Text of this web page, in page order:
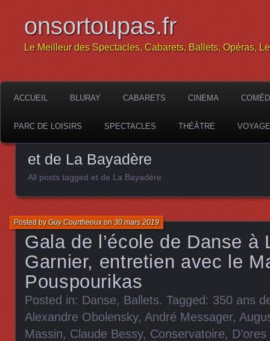
onsortoupas.fr
Le Meilleur des Spectacles, Cabarets, Ballets, Opéras,
ACCUEIL BLURAY CABARETS CINEMA
PARC DE LOISIRS SPECTACLES THÉÂTRE
et de La Bayadère
All posts tagged et de La Bayadère
Gala de l’école de Danse à
Garnier, entretien avec le
Pouspourikas
Posted byGuy Courtheouxon30 mars 2019
Posted in: Danse, Ballets. Tagged: 350 ans
Alexandre Obolensky, André Messager,
Massin, Claude Bessy, Conservatoire,